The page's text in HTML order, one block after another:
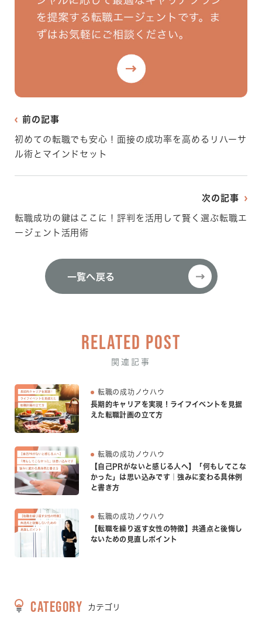
前の記事
初めての転職でも安心！面接の成功率を高めるリハーサ
ル術とマインドセット
次の記事
転職成功の鍵はここに！評判を活用して賢く選ぶ転職エ
ージェント活用術
一覧へ戻る
RELATED POST
関連記事
転職の成功ノウハウ
長期的キャリアを実現！ライフイベントを見据
えた転職計画の立て方
転職の成功ノウハウ
【自己PRがないと感じる人へ】「何もしてこな
かった」は思い込みです｜強みに変わる具体例
と書き方
転職の成功ノウハウ
【転職を繰り返す女性の特徴】共通点と後悔し
ないための見直しポイント
CATEGORY カテゴリ